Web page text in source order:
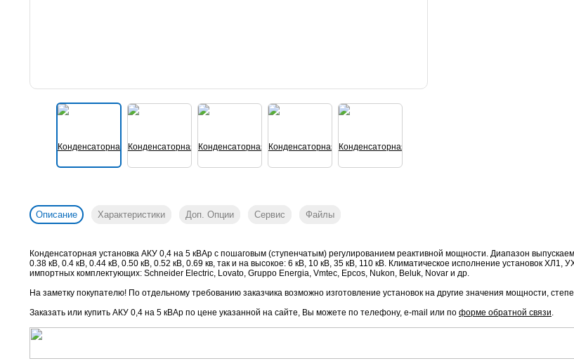
Описание Характеристики Доп. Опции Сервис Файлы
Конденсаторная установка АКУ 0,4 на 5 кВАр с пошаговым (ступенчатым) регулированием реактивной мощности. Диапазон
0.38 кВ, 0.4 кВ, 0.44 кВ, 0.50 кВ, 0.52 кВ, 0.69 кв, так и на высокое: 6 кВ, 10 кВ, 35 кВ, 110 кВ. Климатическое исполнение установок
импортных комплектующих: Schneider Electric, Lovato, Gruppo Energia, Vmtec, Epcos, Nukon, Beluk, Novar и др.
На заметку покупателю! По отдельному требованию заказчика возможно изготовление установок на другие значения мощности,
Заказать или купить АКУ 0,4 на 5 кВАр по цене указанной на сайте, Вы можете по телефону, e-mail или по форме обратной связи.